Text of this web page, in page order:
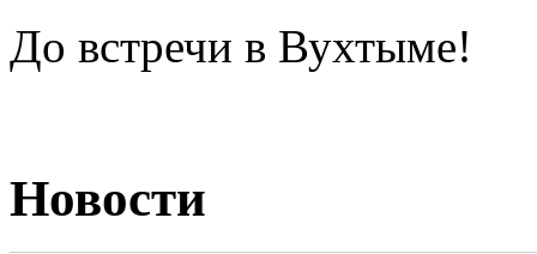
До встречи в Вухтыме!
Новости